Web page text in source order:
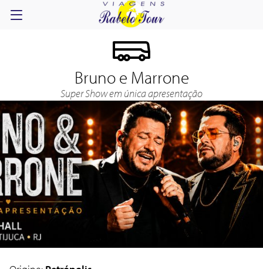
Bruno e Marrone
Super Show em única apresentação